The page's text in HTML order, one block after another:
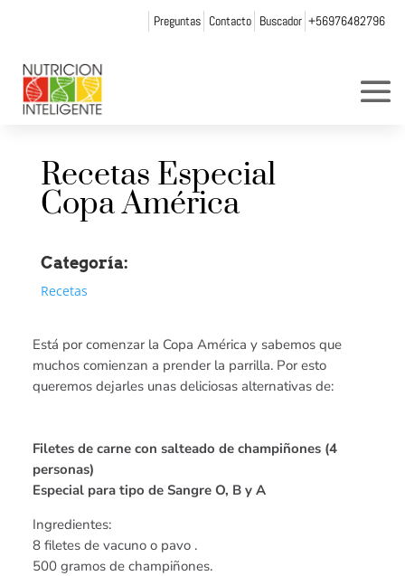
Preguntas Contacto Buscador +56976482796
Recetas Especial
Copa América
Categoría:
Recetas
Está por comenzar la Copa América y sabemos que
muchos comienzan a prender la parrilla. Por esto
queremos dejarles unas deliciosas alternativas de:
Filetes de carne con salteado de champiñones (4
personas)
Especial para tipo de Sangre O, B y A
Ingredientes:
8 filetes de vacuno o pavo .
500 gramos de champiñones.